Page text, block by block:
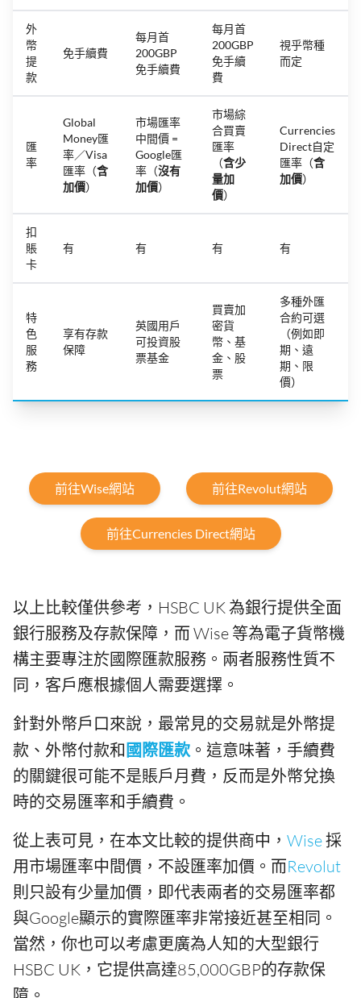
外
幣
提
款
免手續費
每月首
200GBP
免手續費
每月首
200GBP
免手續
費
視乎幣種
而定
匯
率
Global
Money匯
率／Visa
匯率（含
加價）
市場匯率
中間價 =
Google匯
率（沒有
加價）
市場綜
合買賣
匯率
（含少
量加
價）
Currencies
Direct自定
匯率（含
加價）
扣
賬
卡
有 有 有 有
特
色
服
務
享有存款
保障
英國用戶
可投資股
票基金
買賣加
密貨
幣、基
金、股
票
多種外匯
合約可選
（例如即
期、遠
期、限
價）
前往Wise網站 前往Revolut網站
前往Currencies Direct網站
以上比較僅供參考，HSBC UK 為銀行提供全面
銀行服務及存款保障，而 Wise 等為電子貨幣機
構主要專注於國際匯款服務。兩者服務性質不
同，客戶應根據個人需要選擇。
針對外幣戶口來說，最常見的交易就是外幣提
款、外幣付款和 國際匯款。這意味著，手續費
的關鍵很可能不是賬戶月費，反而是外幣兌換
時的交易匯率和手續費。
從上表可見，在本文比較的提供商中， Wise採
用市場匯率中間價，不設匯率加價。而Revolut
則只設有少量加價，即代表兩者的交易匯率都
與Google顯示的實際匯率非常接近甚至相同。
當然，你也可以考慮更廣為人知的大型銀行
HSBC UK，它提供高達85,000GBP的存款保